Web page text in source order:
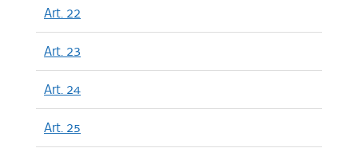
Art. 22
Art. 23
Art. 24
Art. 25